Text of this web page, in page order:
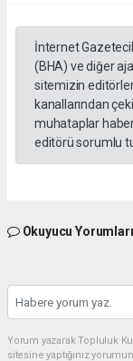
İnternet
(BHA) ve diğer
sitemizin
kanallarından
muhataplar
editörü sorumlu
Okuyucu
Yorum yazarak Topluluk
sitesine yaptığınız